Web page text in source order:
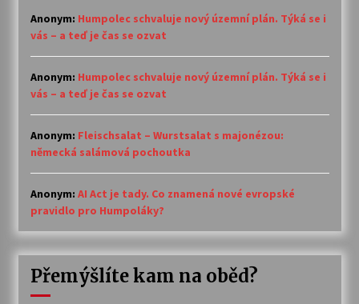
Anonym: Humpolec schvaluje nový územní plán. Týká se i
vás – a teď je čas se ozvat
Anonym: Humpolec schvaluje nový územní plán. Týká se i
vás – a teď je čas se ozvat
Anonym: Fleischsalat – Wurstsalat s majonézou:
německá salámová pochoutka
Anonym: AI Act je tady. Co znamená nové evropské
pravidlo pro Humpoláky?
Přemýšlíte kam na oběd?